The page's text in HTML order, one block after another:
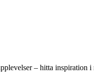
– hitta inspiration i